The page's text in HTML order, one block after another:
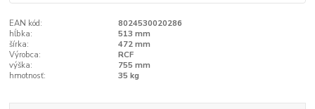
EAN kód:
8024530020286
hĺbka:
513 mm
šírka:
472 mm
Výrobca:
RCF
výška:
755 mm
hmotnosť:
35 kg